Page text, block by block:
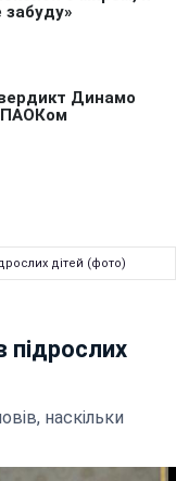
дітей (фото)
наскільки